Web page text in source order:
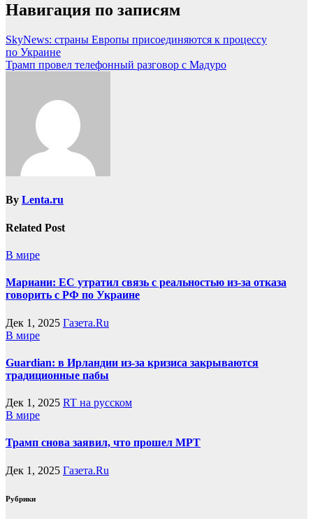
Навигация по записям
SkyNews: страны Европы присоединяются к процессу
по Украине
Трамп провел телефонный разговор с Мадуро
By Lenta.ru
Related Post
В мире
Мариани: ЕС утратил связь с реальностью из-за отказа
говорить с РФ по Украине
Дек 1, 2025 Газета.Ru
В мире
Guardian: в Ирландии из-за кризиса закрываются
традиционные пабы
Дек 1, 2025 RT на русском
В мире
Трамп снова заявил, что прошел МРТ
Дек 1, 2025 Газета.Ru
Рубрики